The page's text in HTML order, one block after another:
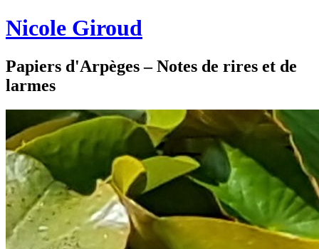
Nicole Giroud
Papiers d'Arpèges – Notes de rires et de
larmes